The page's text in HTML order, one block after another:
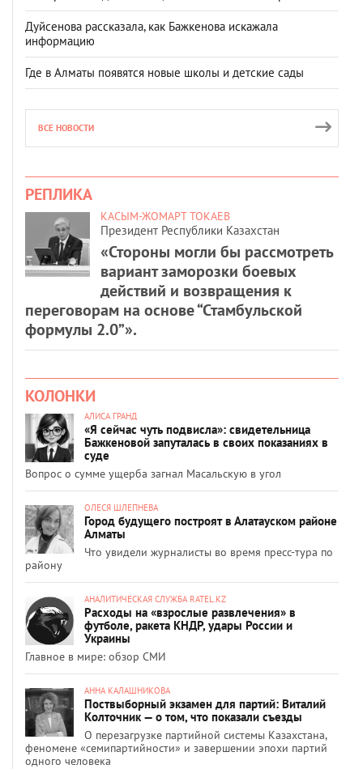
Дуйсенова рассказала, как Бажкенова искажала
информацию
Где в Алматы появятся новые школы и детские сады
ВСЕ НОВОСТИ
РЕПЛИКА
КАСЫМ-ЖОМАРТ ТОКАЕВ
Президент Республики Казахстан
«Стороны могли бы рассмотреть
вариант заморозки боевых
действий и возвращения к
переговорам на основе “Стамбульской
формулы 2.0”».
КОЛОНКИ
АЛИСА ГРАНД
«Я сейчас чуть подвисла»: свидетельница
Бажкеновой запуталась в своих показаниях в
суде
Вопрос о сумме ущерба загнал Масальскую в угол
ОЛЕСЯ ШЛЕПНЕВА
Город будущего построят в Алатауском районе
Алматы
Что увидели журналисты во время пресс-тура по
району
АНАЛИТИЧЕСКАЯ СЛУЖБА RATEL.KZ
Расходы на «взрослые развлечения» в
футболе, ракета КНДР, удары России и
Украины
Главное в мире: обзор СМИ
АННА КАЛАШНИКОВА
Поствыборный экзамен для партий: Виталий
Колточник — о том, что показали съезды
О перезагрузке партийной системы Казахстана,
феномене «семипартийности» и завершении эпохи партий
одного человека